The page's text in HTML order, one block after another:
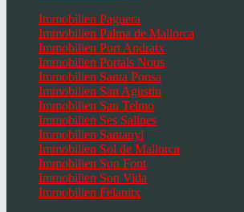
Immobilien Paguera
Immobilien Palma de Mallorca
Immobilien Port Andratx
Immobilien Portals Nous
Immobilien Santa Ponsa
Immobilien San Agustin
Immobilien San Telmo
Immobilien Ses Salines
Immobilien Santanyi
Immobilien Sol de Mallorca
Immobilien Son Font
Immobilien Son Vida
Immobilien Felanitx